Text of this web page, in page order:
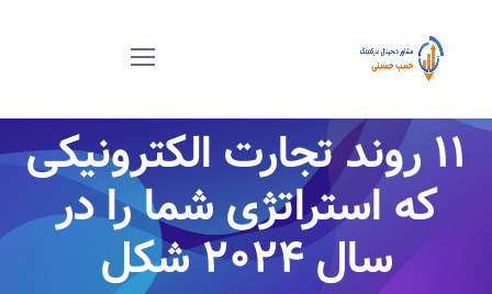
۱۱ روند تجارت الکترونیکی
که استراتژی شما را در
سال ۲۰۲۴ شکل